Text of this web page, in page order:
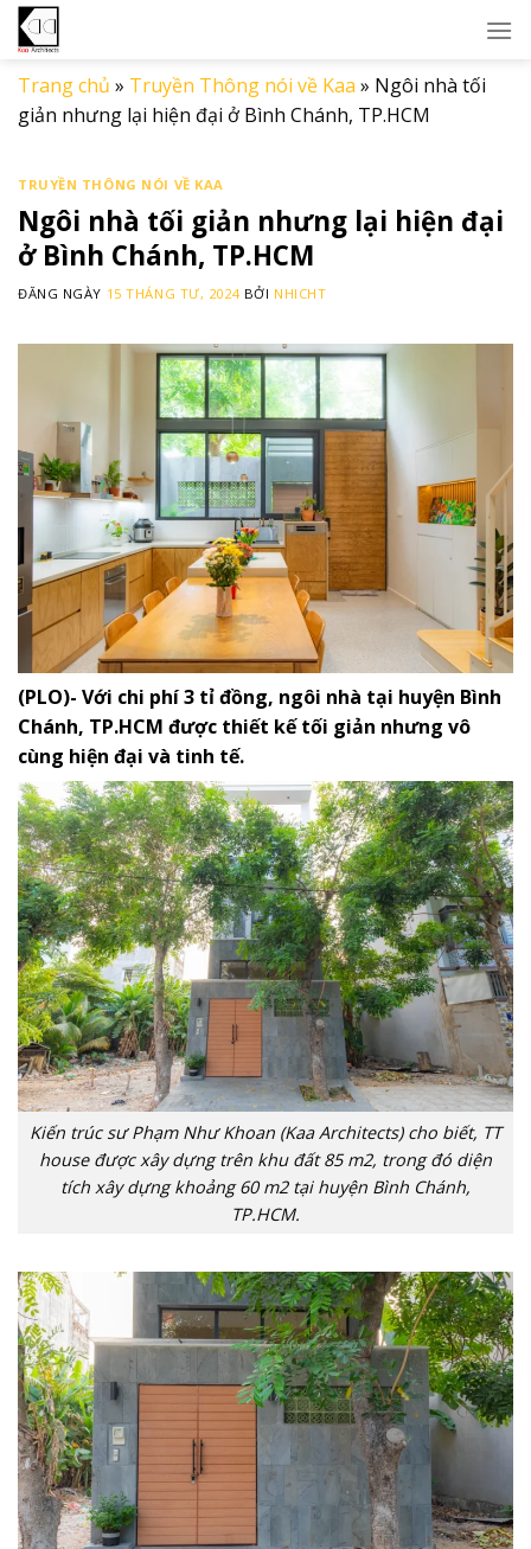
Skip
content
Trang chủ » Truyền Thông nói về Kaa » Ngôi nhà tối
giản nhưng lại hiện đại ở Bình Chánh, TP.HCM
TRUYỀN THÔNG NÓI VỀ KAA
Ngôi nhà tối giản nhưng lại hiện đại
ở Bình Chánh, TP.HCM
ĐĂNG NGÀY 15 THÁNG TƯ, 2024 BỞI NHICHT
(PLO)- Với chi phí 3 tỉ đồng, ngôi nhà tại huyện Bình
Chánh, TP.HCM được thiết kế tối giản nhưng vô
cùng hiện đại và tinh tế.
Kiến trúc sư Phạm Như Khoan (Kaa Architects) cho biết, TT
house được xây dựng trên khu đất 85 m2, trong đó diện
tích xây dựng khoảng 60 m2 tại huyện Bình Chánh,
TP.HCM.